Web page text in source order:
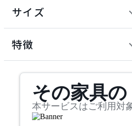
artek
アルテミデ
サイズ
mm
検索
~
特徴
その家具の
本サービスはご利用対